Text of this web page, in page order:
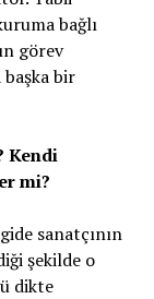
bağlı
görev
bir
Kendi
mi?
sanatçının
şekilde o
dikte